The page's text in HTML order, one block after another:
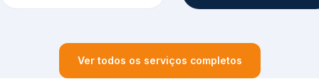
Ver todos os serviços completos